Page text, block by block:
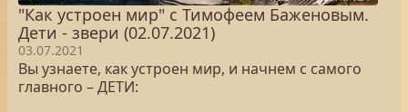
"Как устроен мир" с Тимофеем Баженовым.
Дети - звери (02.07.2021)
03.07.2021
Вы узнаете, как устроен мир, и начнем с самого
главного – ДЕТИ: